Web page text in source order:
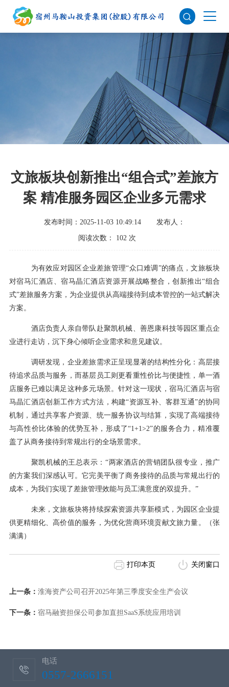
文旅板块创新推出“组合式”差旅方
案 精准服务园区企业多元需求
发布时间：2025-11-03 10:49:14 发布人：
阅读次数： 102 次
为有效应对园区企业差旅管理“众口难调”的痛点，文旅板块
对宿马汇酒店、宿马晶汇酒店资源开展战略整合，创新推出“组合
式”差旅服务方案，为企业提供从高端接待到成本管控的一站式解决
方案。
酒店负责人亲自带队赴聚凯机械、善恩康科技等园区重点企
业进行走访，沉下身心倾听企业需求和意见建议。
调研发现，企业差旅需求正呈现显著的结构性分化：高层接
待追求品质与服务，而基层员工则更看重性价比与便捷性，单一酒
店服务已难以满足这种多元场景。针对这一现状，宿马汇酒店与宿
马晶汇酒店创新工作方式方法，构建“资源互补、客群互通”的协同
机制，通过共享客户资源、统一服务协议与结算，实现了高端接待
与高性价比体验的优势互补，形成了“1+1>2”的服务合力，精准覆
盖了从商务接待到常规出行的全场景需求。
聚凯机械的王总表示： “两家酒店的营销团队很专业，推广
的方案我们深感认可。它完美平衡了商务接待的品质与常规出行的
成本，为我们实现了差旅管理效能与员工满意度的双提升。”
未来，文旅板块将持续探索资源共享新模式，为园区企业提
供更精细化、高价值的服务，为优化营商环境贡献文旅力量。（张
满满）
打印本页 关闭窗口
上一条： 淮海资产公司召开2025年第三季度安全生产会议
下一条： 宿马融资担保公司参加直担SaaS系统应用培训
电话
0557-2666151